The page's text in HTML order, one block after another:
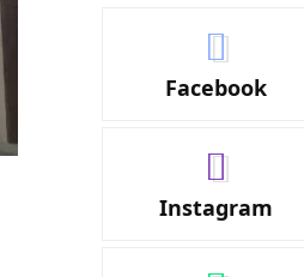
Facebook
Instagram